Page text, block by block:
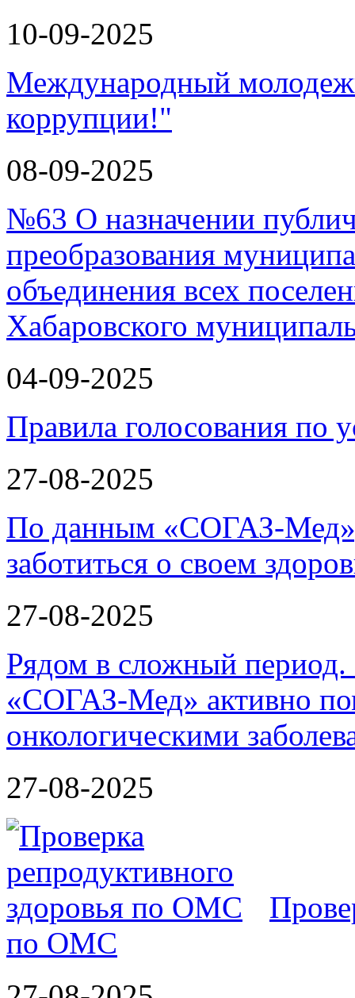
10-09-2025
Международный
коррупции!"
08-09-2025
№63 О назначении
преобразования
объединения всех
Хабаровского
04-09-2025
Правила голосования по
27-08-2025
По данным «СОГАЗ-
заботиться о своем
27-08-2025
Рядом в сложный период.
«СОГАЗ-Мед» активно
онкологическими
27-08-2025
по ОМС